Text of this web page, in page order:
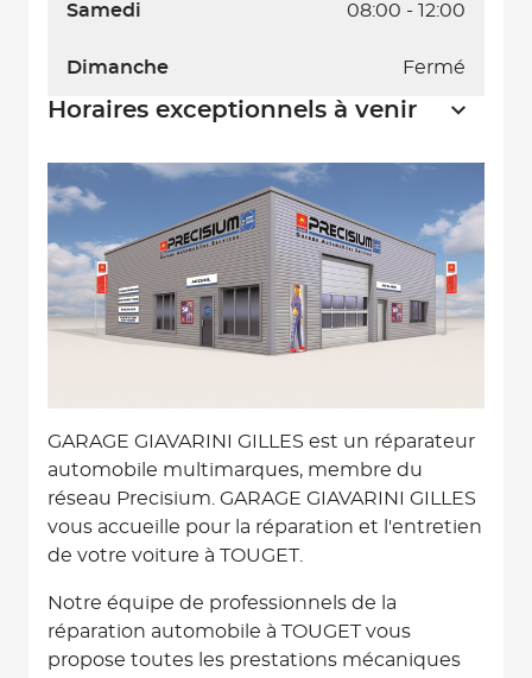
Samedi 08:00 - 12:00
Dimanche Fermé
Horaires exceptionnels à venir
GARAGE GIAVARINI GILLES est un réparateur
automobile multimarques, membre du
réseau Precisium. GARAGE GIAVARINI GILLES
vous accueille pour la réparation et l'entretien
de votre voiture à TOUGET.
Notre équipe de professionnels de la
réparation automobile à TOUGET vous
propose toutes les prestations mécaniques